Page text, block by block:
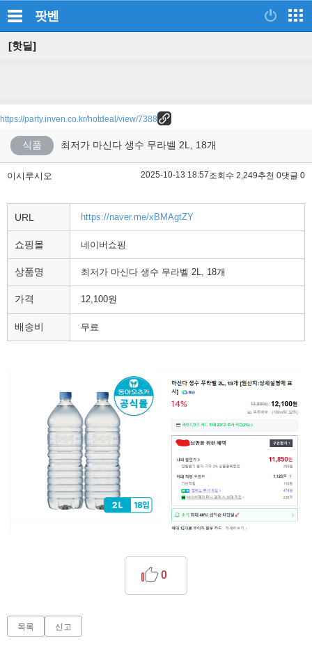
팟벤
[핫딜]
https://party.inven.co.kr/hotdeal/view/7388
식품 최저가 마신다 생수 무라벨 2L, 18개
이시루시오 2025-10-13 18:57조회수 2,249추천 0댓글 0
URL https://naver.me/xBMAgtZY
쇼핑몰 네이버쇼핑
상품명 최저가 마신다 생수 무라벨 2L, 18개
가격 12,100원
배송비 무료
0
목록 신고